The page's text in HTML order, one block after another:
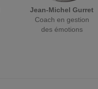
Jean-Michel Gurret
Coach en gestion
des émotions